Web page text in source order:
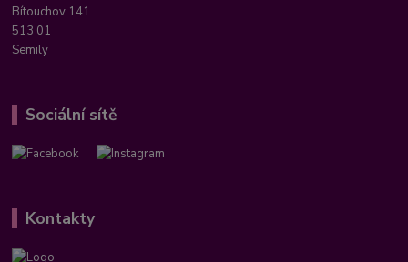
Bítouchov 141
513 01
Semily
Sociální sítě
Kontakty